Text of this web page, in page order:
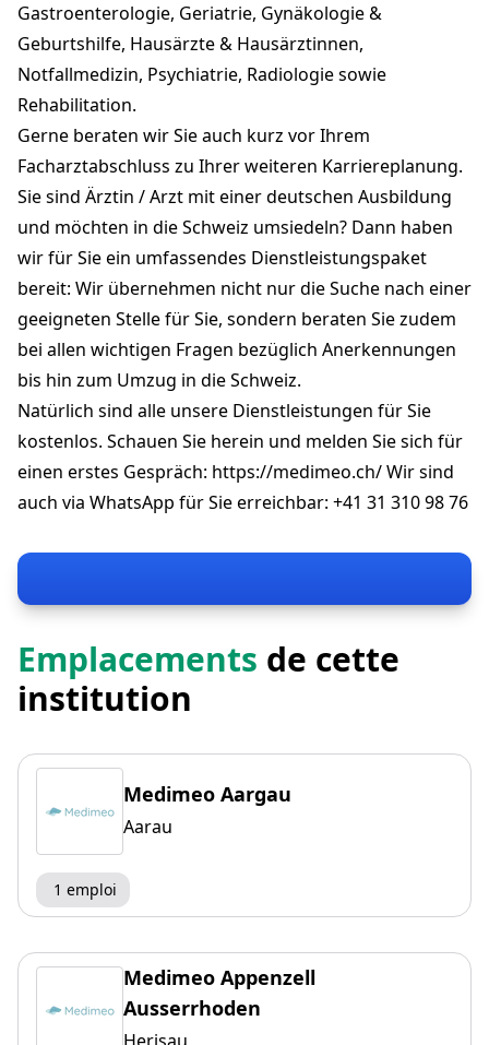
Gastroenterologie, Geriatrie, Gynäkologie &
Geburtshilfe, Hausärzte & Hausärztinnen,
Notfallmedizin, Psychiatrie, Radiologie sowie
Rehabilitation.
Gerne beraten wir Sie auch kurz vor Ihrem
Facharztabschluss zu Ihrer weiteren Karriereplanung.
Sie sind Ärztin / Arzt mit einer deutschen Ausbildung
und möchten in die Schweiz umsiedeln? Dann haben
wir für Sie ein umfassendes Dienstleistungspaket
bereit: Wir übernehmen nicht nur die Suche nach einer
geeigneten Stelle für Sie, sondern beraten Sie zudem
bei allen wichtigen Fragen bezüglich Anerkennungen
bis hin zum Umzug in die Schweiz.
Natürlich sind alle unsere Dienstleistungen für Sie
kostenlos. Schauen Sie herein und melden Sie sich für
einen erstes Gespräch: https://medimeo.ch/ Wir sind
auch via WhatsApp für Sie erreichbar: +41 31 310 98 76
Emplacements de cette
institution
Medimeo Aargau
Aarau
1 emploi
Medimeo Appenzell
Ausserrhoden